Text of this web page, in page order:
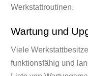
Werkstattroutinen.
Wartung und
Viele
funktionsfähig und